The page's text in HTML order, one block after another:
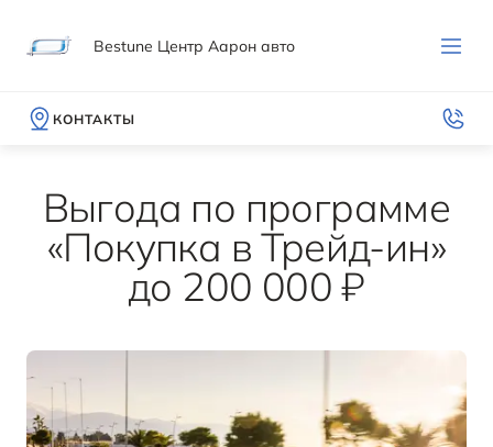
Bestune Центр Аарон авто
МОДЕЛИ
ОТ 2 582 000 ₽*
ПОКУПАТЕЛЯМ
ВЛАДЕЛЬЦАМ
МИР BESTUNE
КОНТАКТЫ
Выгода по программе
«Покупка в Трейд‑ин»
до 200 000 ₽